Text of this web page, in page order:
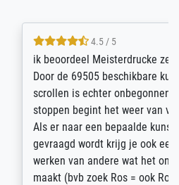
zeer positief.
kunstenaars
werk (na
weer van voor af aan).
kunstenaar
je ook een aantal
wat het onoverzichtelijk
= ook Rops, Rose etc).